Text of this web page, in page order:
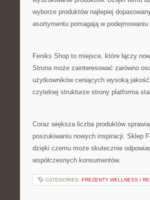
wyborze produktów najlepiej
asortymentu pomagają w
Feniks Shop to miejsce, które łączy
Strona może zainteresować zarówno
użytkowników ceniących wysoką
czytelnej strukturze strony platforma
Coraz większa liczba produktów
poszukiwaniu nowych inspiracji. Sklep
dzięki czemu może skutecznie
współczesnych konsumentów.
CATEGORIES: PREZENTY WELLNESS I